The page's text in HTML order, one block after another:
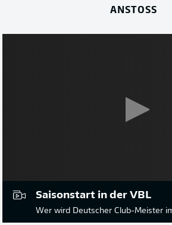
ANSTOSS
Saisonstart in der VBL
Wer wird Deutscher Club-Meister